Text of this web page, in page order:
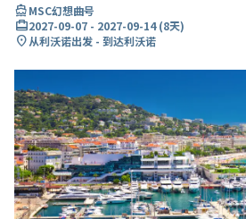
directions_boatMSC幻想曲号
card_travel2027-09-07 - 2027-09-14(8天)
location_on从利沃诺出发 - 到达利沃诺